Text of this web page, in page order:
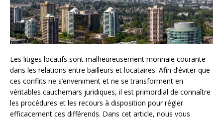
Les litiges locatifs sont malheureusement monnaie courante
dans les relations entre bailleurs et locataires. Afin d’éviter que
ces conflits ne s’enveniment et ne se transforment en
véritables cauchemars juridiques, il est primordial de connaître
les procédures et les recours à disposition pour régler
efficacement ces différends. Dans cet article, nous vous